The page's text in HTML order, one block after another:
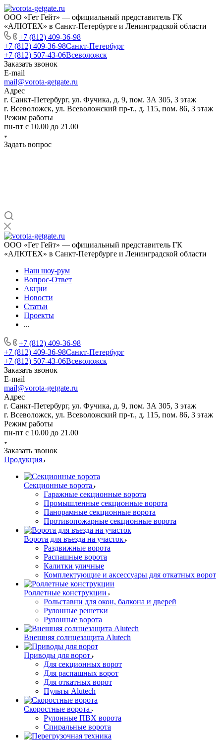
ООО «Гет Гейт» — официальный представитель ГК
«АЛЮТЕХ» в Санкт-Петербурге и Ленинградской области
+7 (812) 409-36-98
+7 (812) 409-36-98Санкт-Петербург
+7 (812) 507-43-06Всеволожск
Заказать звонок
E-mail
mail@vorota-getgate.ru
Адрес
г. Санкт-Петербург, ул. Фучика, д. 9, пом. 3А 305, 3 этаж
г. Всеволожск, ул. Всеволожский пр-т., д. 115, пом. 86, 3 этаж
Режим работы
пн-пт c 10.00 до 21.00
Задать вопрос
ООО «Гет Гейт» — официальный представитель ГК
«АЛЮТЕХ» в Санкт-Петербурге и Ленинградской области
Наш шоу-рум
Вопрос-Ответ
Акции
Новости
Статьи
Проекты
...
+7 (812) 409-36-98
+7 (812) 409-36-98Санкт-Петербург
+7 (812) 507-43-06Всеволожск
Заказать звонок
E-mail
mail@vorota-getgate.ru
Адрес
г. Санкт-Петербург, ул. Фучика, д. 9, пом. 3А 305, 3 этаж
г. Всеволожск, ул. Всеволожский пр-т., д. 115, пом. 86, 3 этаж
Режим работы
пн-пт c 10.00 до 21.00
Заказать звонок
Продукция
Секционные ворота
Гаражные секционные ворота
Промышленные секционные ворота
Панорамные секционные ворота
Противопожарные секционные ворота
Ворота для въезда на участок
Раздвижные ворота
Распашные ворота
Калитки уличные
Комплектующие и аксессуары для откатных ворот
Роллетные конструкции
Рольставни для окон, балкона и дверей
Рулонные решетки
Рулонные ворота
Внешняя солнцезащита Alutech
Приводы для ворот
Для секционных ворот
Для распашных ворот
Для откатных ворот
Пульты Alutech
Скоростные ворота
Рулонные ПВХ ворота
Спиральные ворота